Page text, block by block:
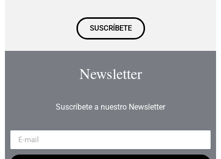
SUSCRÍBETE
Newsletter
Suscríbete a nuestro Newsletter